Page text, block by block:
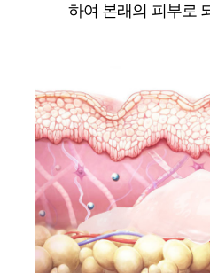
하여 본래의 피부로